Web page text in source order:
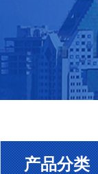
产品分类